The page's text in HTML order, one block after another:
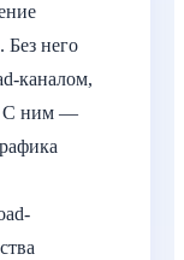
Без него
каналом,
С ним —